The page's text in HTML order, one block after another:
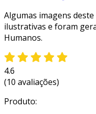
Algumas imagens
ilustrativas e foram
Humanos.
4.6
(10 avaliações)
Produto: